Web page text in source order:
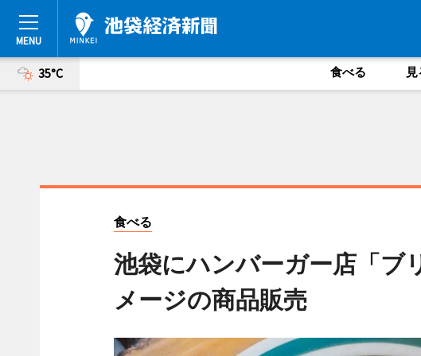
35°C 食べる
食べる
池袋にハンバーガー店「
メージの商品販売